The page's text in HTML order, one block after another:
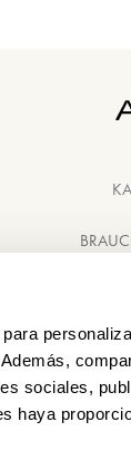
sociales,
haya